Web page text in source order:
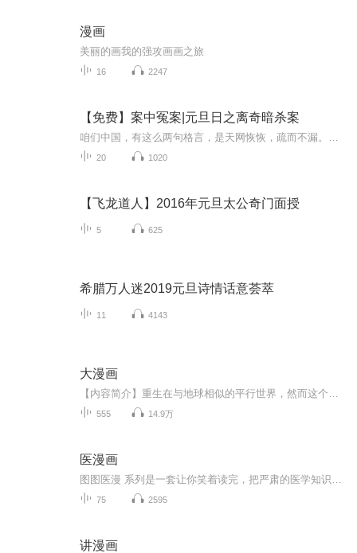
漫画
美丽的画我的强攻画画之旅
16 2247
【免费】案中冤案|元旦日之离奇暗杀案
20 1020
【飞龙道人】2016年元旦太公奇门面授
5 625
希腊万人迷2019元旦诗情话意荟萃
11 4143
大漫画
555 14.9万
医漫画
75 2595
讲漫画